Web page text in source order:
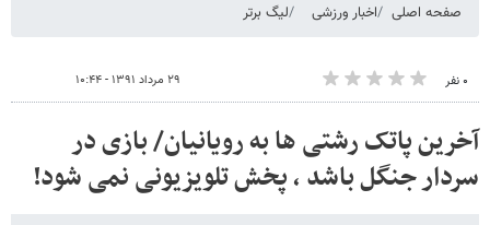
صفحه اصلی اخبار ورزشی لیگ برتر
۰ نفر ۲۹ مرداد ۱۳۹۱ - ۱۰:۴۴
آخرین پاتک رشتی ها به رویانیان/ بازی در
سردار جنگل باشد ، پخش تلویزیونی نمی شود!